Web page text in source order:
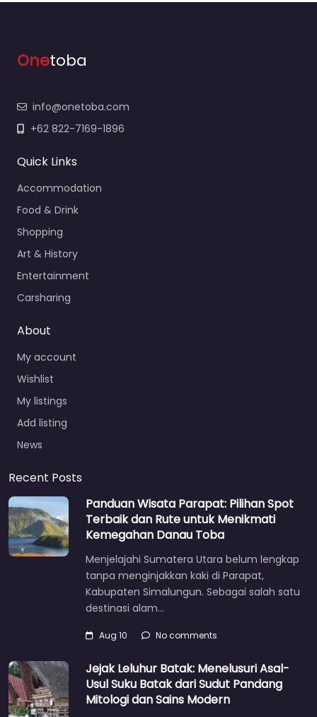
Onetoba
info@onetoba.com
+62 822-7169-1896
Quick Links
Accommodation
Food & Drink
Shopping
Art & History
Entertainment
Carsharing
About
My account
Wishlist
My listings
Add listing
News
Recent Posts
Panduan Wisata Parapat: Pilihan Spot
Terbaik dan Rute untuk Menikmati
Kemegahan Danau Toba
Menjelajahi Sumatera Utara belum lengkap
tanpa menginjakkan kaki di Parapat,
Kabupaten Simalungun. Sebagai salah satu
destinasi alam…
Aug 10 No comments
Jejak Leluhur Batak: Menelusuri Asal-
Usul Suku Batak dari Sudut Pandang
Mitologi dan Sains Modern